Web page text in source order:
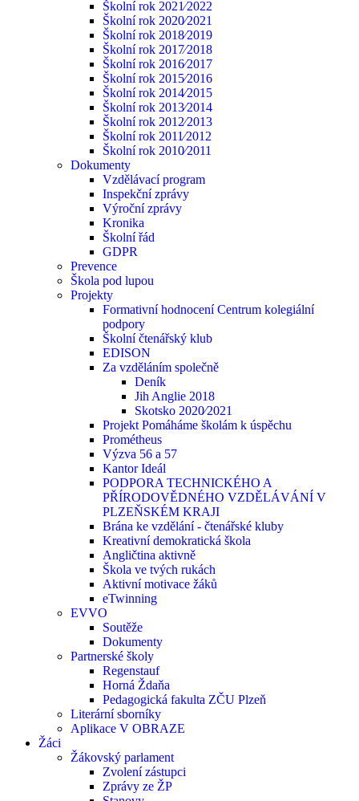
Školní rok 2021⁄2022
Školní rok 2020⁄2021
Školní rok 2018⁄2019
Školní rok 2017⁄2018
Školní rok 2016⁄2017
Školní rok 2015⁄2016
Školní rok 2014⁄2015
Školní rok 2013⁄2014
Školní rok 2012⁄2013
Školní rok 2011⁄2012
Školní rok 2010⁄2011
Dokumenty
Vzdělávací program
Inspekční zprávy
Výroční zprávy
Kronika
Školní řád
GDPR
Prevence
Škola pod lupou
Projekty
Formativní hodnocení Centrum kolegiální
podpory
Školní čtenářský klub
EDISON
Za vzděláním společně
Deník
Jih Anglie 2018
Skotsko 2020⁄2021
Projekt Pomáháme školám k úspěchu
Prométheus
Výzva 56 a 57
Kantor Ideál
PODPORA TECHNICKÉHO A
PŘÍRODOVĚDNÉHO VZDĚLÁVÁNÍ V
PLZEŇSKÉM KRAJI
Brána ke vzdělání - čtenářské kluby
Kreativní demokratická škola
Angličtina aktivně
Škola ve tvých rukách
Aktivní motivace žáků
eTwinning
EVVO
Soutěže
Dokumenty
Partnerské školy
Regenstauf
Horná Ždaňa
Pedagogická fakulta ZČU Plzeň
Literární sborníky
Aplikace V OBRAZE
Žáci
Žákovský parlament
Zvolení zástupci
Zprávy ze ŽP